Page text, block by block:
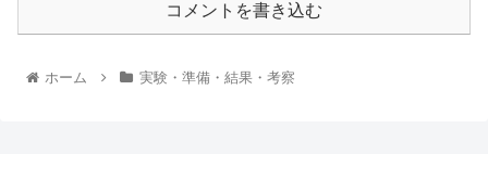
コメントを書き込む
ホーム 実験・準備・結果・考察